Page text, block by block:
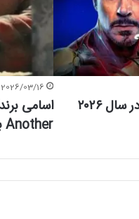
۲۰۲۶
2026/03/16
Another بهترین فیلم سال